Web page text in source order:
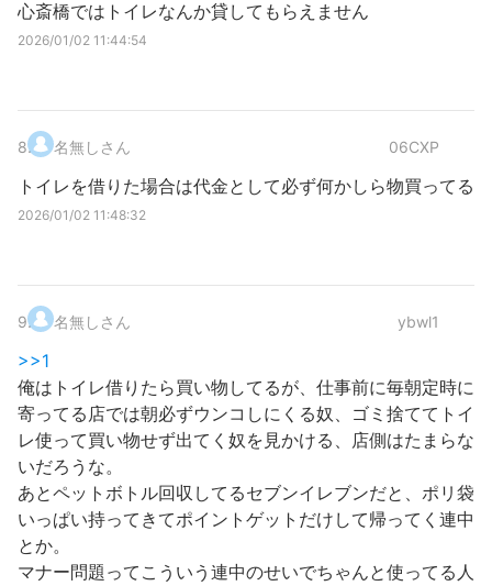
心斎橋ではトイレなんか貸してもらえません
2026/01/02 11:44:54
8. 名無しさん 06CXP
トイレを借りた場合は代金として必ず何かしら物買ってる
2026/01/02 11:48:32
9. 名無しさん ybwl1
>>1
俺はトイレ借りたら買い物してるが、仕事前に毎朝定時に
寄ってる店では朝必ずウンコしにくる奴、ゴミ捨ててトイ
レ使って買い物せず出てく奴を見かける、店側はたまらな
いだろうな。
あとペットボトル回収してるセブンイレブンだと、ポリ袋
いっぱい持ってきてポイントゲットだけして帰ってく連中
とか。
マナー問題ってこういう連中のせいでちゃんと使ってる人